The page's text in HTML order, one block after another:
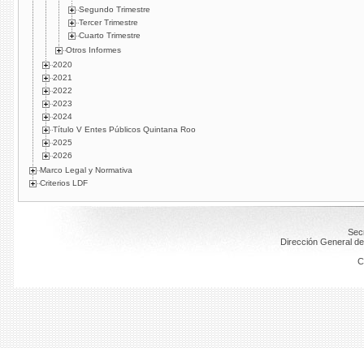
Segundo Trimestre
Tercer Trimestre
Cuarto Trimestre
Otros Informes
2020
2021
2022
2023
2024
Título V Entes Públicos Quintana Roo
2025
2026
Marco Legal y Normativa
Criterios LDF
Dirección General